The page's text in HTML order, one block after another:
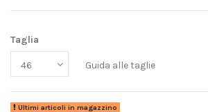
Taglia
Guida alle taglie
Ultimi articoli in magazzino